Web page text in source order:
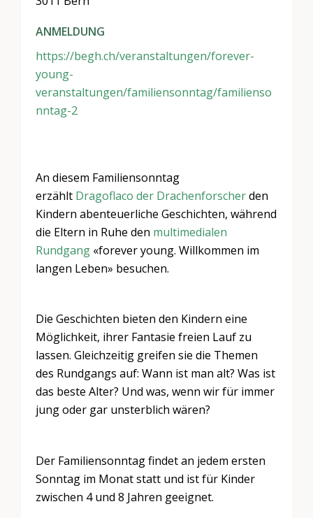
ANMELDUNG
https://begh.ch/veranstaltungen/forever-
young-
veranstaltungen/familiensonntag/familienso
nntag-2
An diesem Familiensonntag
erzählt Dragoflaco der Drachenforscherden
Kindern abenteuerliche Geschichten, während
die Eltern in Ruhe den multimedialen
Rundgang «forever young. Willkommen im
langen Leben» besuchen.
Die Geschichten bieten den Kindern eine
Möglichkeit, ihrer Fantasie freien Lauf zu
lassen. Gleichzeitig greifen sie die Themen
des Rundgangs auf: Wann ist man alt? Was ist
das beste Alter? Und was, wenn wir für immer
jung oder gar unsterblich wären?
Der Familiensonntag findet an jedem ersten
Sonntag im Monat statt und ist für Kinder
zwischen 4 und 8 Jahren geeignet.